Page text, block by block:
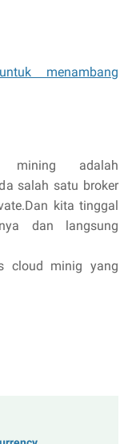
menambang
adalah
salah satu broker
kita tinggal
dan langsung
cloud minig yang